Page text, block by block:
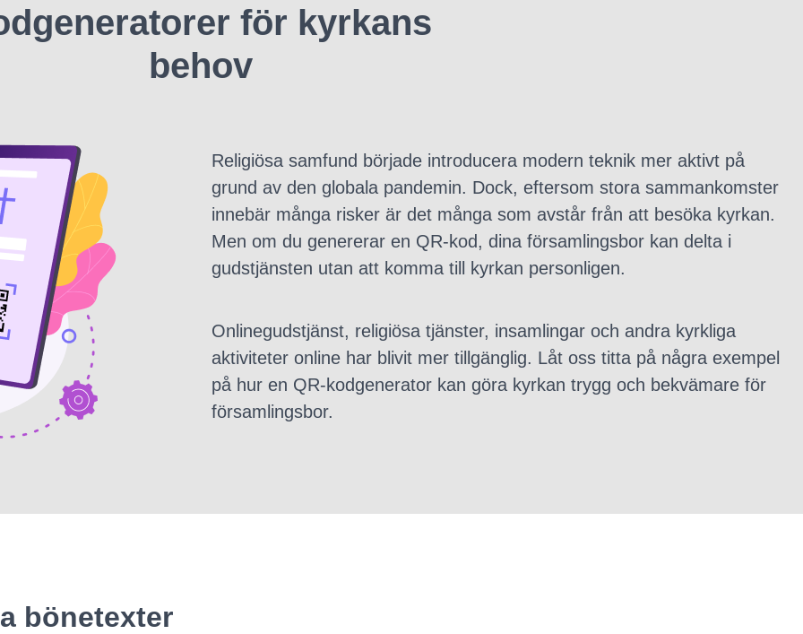
för kyrkans
behov
Religiösa samfund började introducera modern teknik mer aktivt på
grund av den globala pandemin. Dock, eftersom stora sammankomster
innebär många risker är det många som avstår från att besöka kyrkan.
Men om du genererar en QR-kod, dina församlingsbor kan delta i
gudstjänsten utan att komma till kyrkan personligen.
Onlinegudstjänst, religiösa tjänster, insamlingar och andra kyrkliga
aktiviteter online har blivit mer tillgänglig. Låt oss titta på några exempel
på hur en QR-kodgenerator kan göra kyrkan trygg och bekvämare för
församlingsbor.
bönetexter